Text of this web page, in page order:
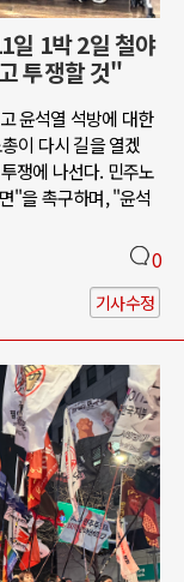
일 1박 2일 철야
투쟁할 것"
윤석열 석방에 대한
이 다시 길을 열겠
쟁에 나선다. 민주노
"을 촉구하며, "윤석
0
기사수정